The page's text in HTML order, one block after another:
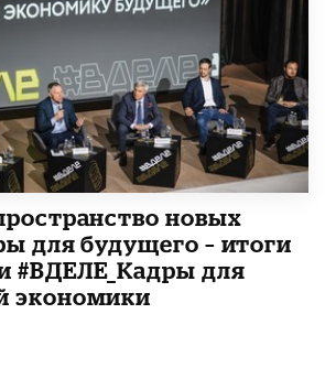
новых
для будущего – итоги
#ВДЕЛЕ_Кадры для
экономики